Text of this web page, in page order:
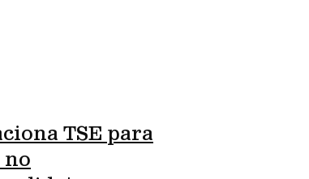
TSE para
no